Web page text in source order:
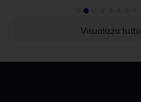
Visualizza tutto